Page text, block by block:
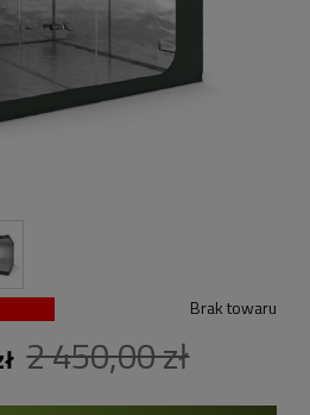
Brak towaru
2 450,00 zł